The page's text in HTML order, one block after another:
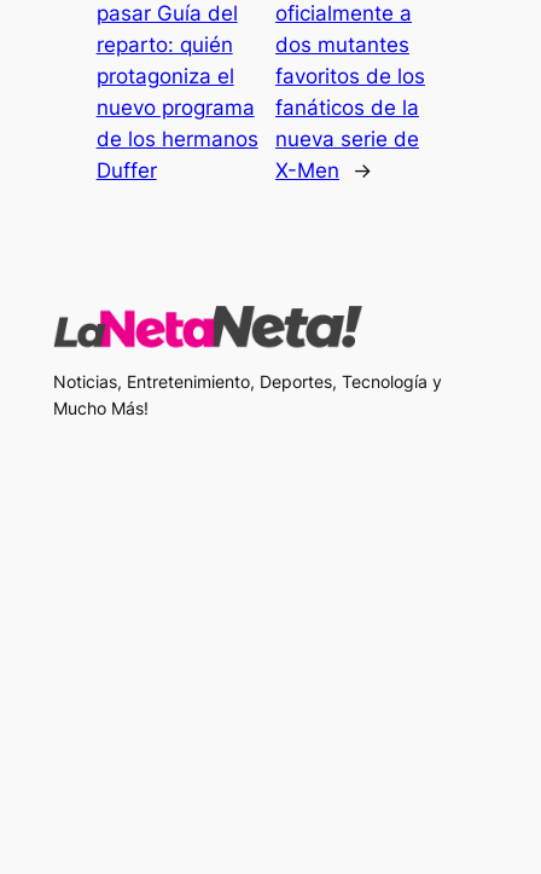
pasar Guía del
reparto: quién
protagoniza el
nuevo programa
de los hermanos
Duffer
oficialmente a
dos mutantes
favoritos de los
fanáticos de la
nueva serie de
X-Men
→
Noticias, Entretenimiento, Deportes, Tecnología y
Mucho Más!